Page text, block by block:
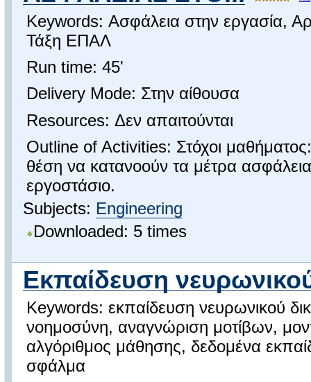
Keywords: Ασφάλεια στην εργασία,
Τάξη ΕΠΑΛ
Run time: 45'
Delivery Mode: Στην αίθουσα
Resources: Δεν απαιτούνται
Outline of Activities: Στόχοι
θέση να κατανοούν τα μέτρα
εργοστάσιο.
Subjects: Engineering
Downloaded: 5 times
Εκπαίδευση
Keywords: εκπαίδευση νευρωνικού
νοημοσύνη, αναγνώριση μοτίβων,
αλγόριθμος μάθησης, δεδομένα
σφάλμα